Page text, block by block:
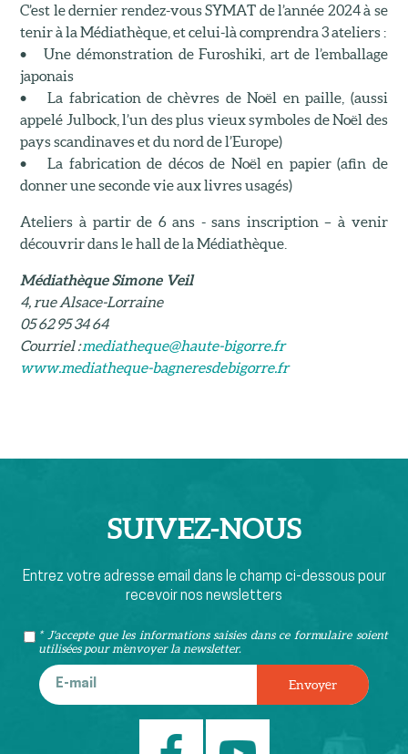
C’est le dernier rendez-vous SYMAT de l’année 2024 à se
tenir à la Médiathèque, et celui-là comprendra 3 ateliers :
• Une démonstration de Furoshiki, art de l’emballage
japonais
• La fabrication de chèvres de Noël en paille, (aussi
appelé Julbock, l’un des plus vieux symboles de Noël des
pays scandinaves et du nord de l’Europe)
• La fabrication de décos de Noël en papier (afin de
donner une seconde vie aux livres usagés)
Ateliers à partir de 6 ans - sans inscription – à venir
découvrir dans le hall de la Médiathèque.
Médiathèque Simone Veil
4, rue Alsace-Lorraine
05 62 95 34 64
Courriel :mediatheque@haute-bigorre.fr
www.mediatheque-bagneresdebigorre.fr
SUIVEZ-NOUS
Entrez votre adresse email dans le champ ci-dessous pour
recevoir nos newsletters
* J'accepte que les informations saisies dans ce formulaire soient
utilisées pour m’envoyer la newsletter.